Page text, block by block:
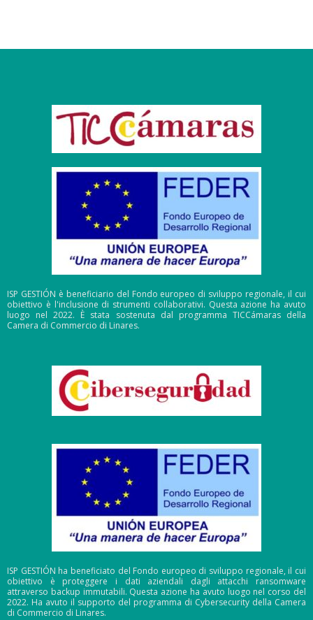
ISP GESTIÓN è beneficiario del Fondo europeo di sviluppo regionale, il cui
obiettivo è l'inclusione di strumenti collaborativi. Questa azione ha avuto
luogo nel 2022. È stata sostenuta dal programma TICCámaras della
Camera di Commercio di Linares.
ISP GESTIÓN ha beneficiato del Fondo europeo di sviluppo regionale, il cui
obiettivo è proteggere i dati aziendali dagli attacchi ransomware
attraverso backup immutabili. Questa azione ha avuto luogo nel corso del
2022. Ha avuto il supporto del programma di Cybersecurity della Camera
di Commercio di Linares.